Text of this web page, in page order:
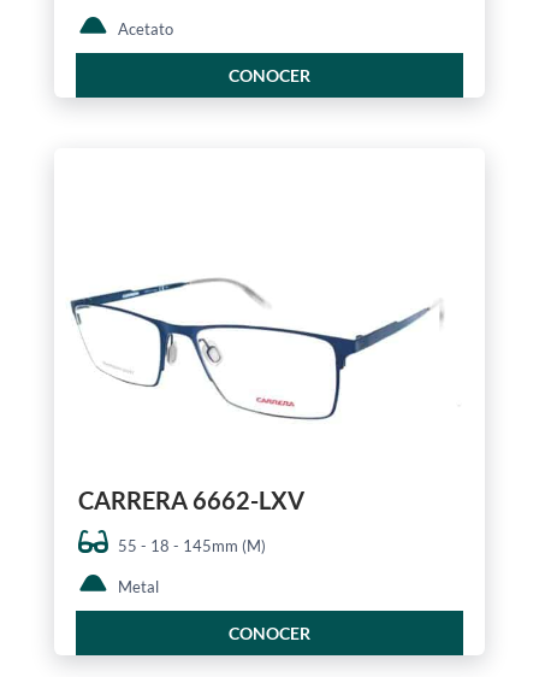
Acetato
CONOCER
CARRERA 6662-LXV
55 - 18 - 145mm (M)
Metal
CONOCER